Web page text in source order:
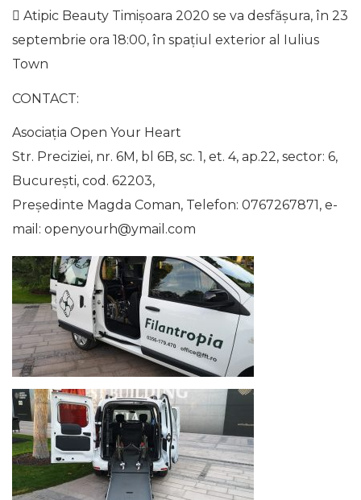
 Atipic Beauty Timişoara 2020 se va desfăşura, în 23
septembrie ora 18:00, în spaţiul exterior al Iulius
Town
CONTACT:
Asociaţia Open Your Heart
Str. Preciziei, nr. 6M, bl 6B, sc. 1, et. 4, ap.22, sector: 6,
Bucureşti, cod. 62203,
Preşedinte Magda Coman, Telefon: 0767267871, e-
mail: openyourh@ymail.com